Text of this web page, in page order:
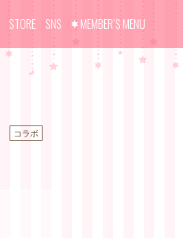
STORE SNS MEMBER’S MENU
コラボ